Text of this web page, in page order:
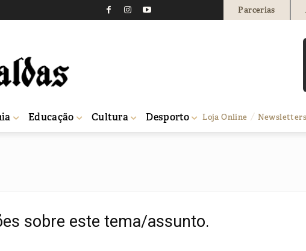
Parcerias
Educação Cultura Desporto Loja Online Newsletters
sobre este tema/assunto.